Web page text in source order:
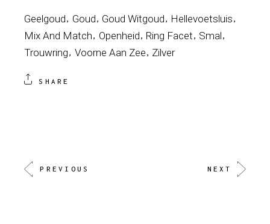
Geelgoud Goud Goud Witgoud
Hellevoetsluis
Mix And Match
Openheid Ring Facet Smal
Trouwring Voorne Aan Zee Zilver
SHARE
PREVIOUS NEXT